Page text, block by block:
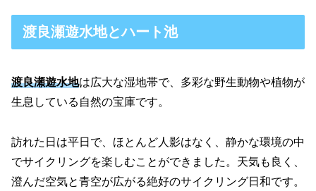
渡良瀬遊水地とハート池
渡良瀬遊水地は広大な湿地帯で、多彩な野生動物や植物が
生息している自然の宝庫です。
訪れた日は平日で、ほとんど人影はなく、静かな環境の中
でサイクリングを楽しむことができました。天気も良く、
澄んだ空気と青空が広がる絶好のサイクリング日和です。